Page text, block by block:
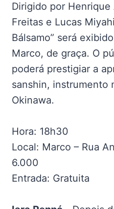
Dirigido por Henrique
Freitas e Lucas
Bálsamo” será
Marco, de graça. O
poderá prestigiar a
sanshin, instrumento
Okinawa.
Hora: 18h30
Local: Marco – Rua
6.000
Entrada: Gratuita